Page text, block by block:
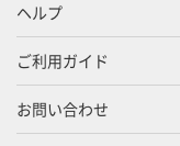
ヘルプ
ご利用ガイド
お問い合わせ